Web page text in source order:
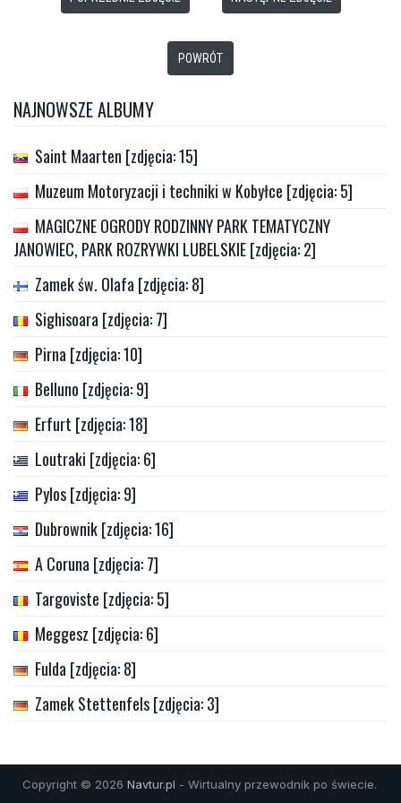
POWRÓT
NAJNOWSZE ALBUMY
Saint Maarten [zdjęcia: 15]
Muzeum Motoryzacji i techniki w Kobyłce [zdjęcia: 5]
MAGICZNE OGRODY RODZINNY PARK TEMATYCZNY
JANOWIEC, PARK ROZRYWKI LUBELSKIE [zdjęcia: 2]
Zamek św. Olafa [zdjęcia: 8]
Sighisoara [zdjęcia: 7]
Pirna [zdjęcia: 10]
Belluno [zdjęcia: 9]
Erfurt [zdjęcia: 18]
Loutraki [zdjęcia: 6]
Pylos [zdjęcia: 9]
Dubrownik [zdjęcia: 16]
A Coruna [zdjęcia: 7]
Targoviste [zdjęcia: 5]
Meggesz [zdjęcia: 6]
Fulda [zdjęcia: 8]
Zamek Stettenfels [zdjęcia: 3]
Copyright © 2026 Navtur.pl - Wirtualny przewodnik po świecie.